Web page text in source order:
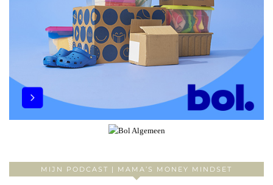
MIJN PODCAST | MAMA’S MONEY MINDSET